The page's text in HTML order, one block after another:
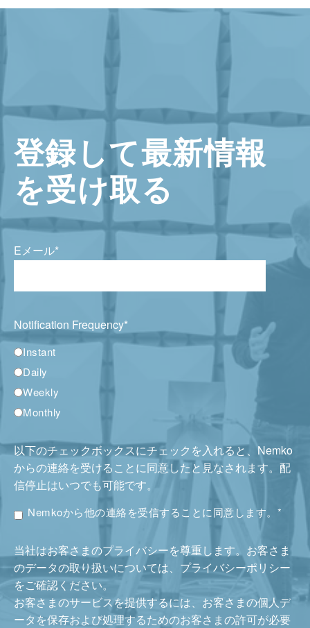
登録して最新情報
を受け取る
Eメール*
Notification Frequency*
Instant
Daily
Weekly
Monthly
以下のチェックボックスにチェックを入れると、Nemko
からの連絡を受けることに同意したと見なされます。配
信停止はいつでも可能です。
Nemkoから他の連絡を受信することに同意します。 *
当社はお客さまのプライバシーを尊重します。お客さま
のデータの取り扱いについては、プライバシーポリシー
をご確認ください。
お客さまのサービスを提供するには、お客さまの個人デ
ータを保存および処理するためのお客さまの許可が必要